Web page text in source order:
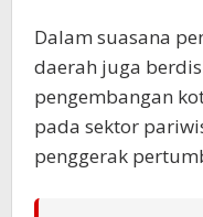
Dalam suasana
daerah juga
pengembangan
pada sektor
penggerak